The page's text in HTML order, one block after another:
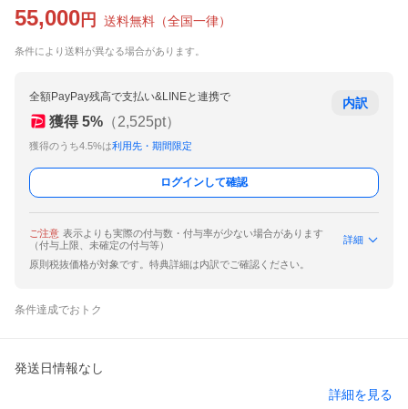
55,000 円 送料無料 （全国一律）
条件により送料が異なる場合があります。
全額PayPay残高で支払い&LINEと連携で
獲得 5% （2,525pt）
獲得のうち4.5%は利用先・期間限定
内訳
ログインして確認
ご注意 表示よりも実際の付与数・付与率が少ない場合があります
（付与上限、未確定の付与等）
詳細
原則税抜価格が対象です。特典詳細は内訳でご確認ください。
条件達成でおトク
発送日情報なし
詳細を見る